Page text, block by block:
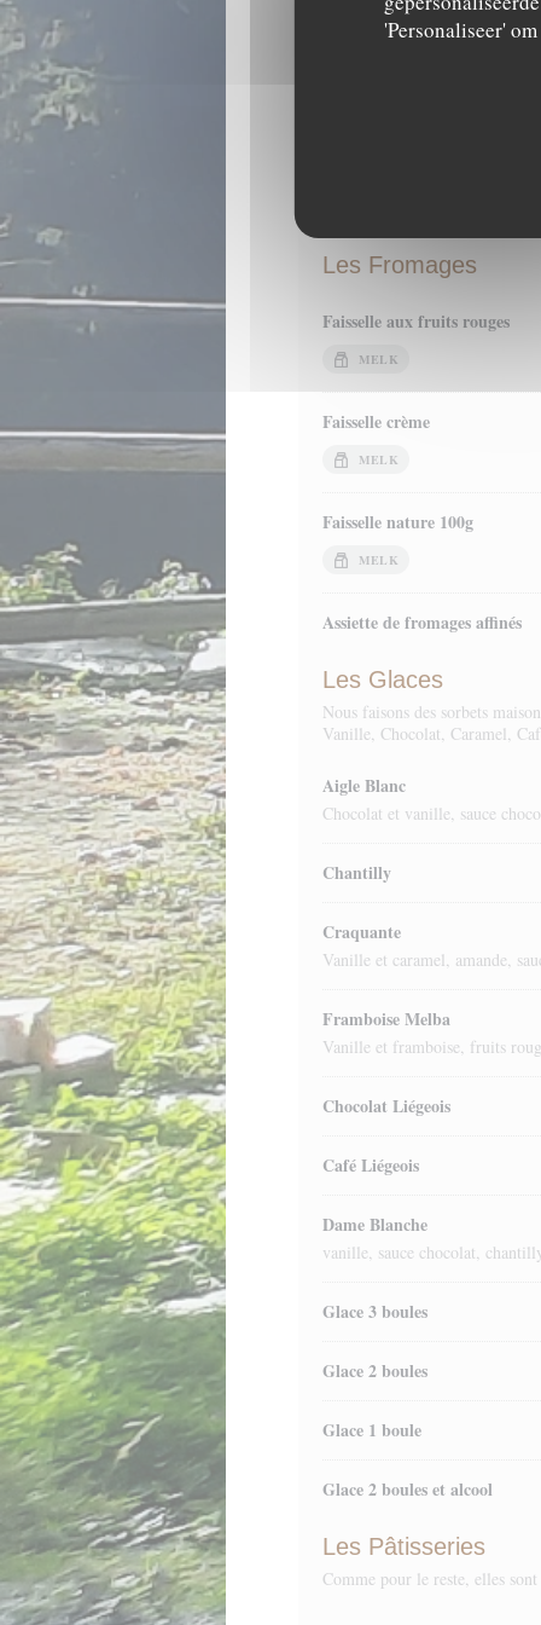
'Personaliseer'
Menu Enfant
Steak haché pur bœuf ou
Les Fromages
Faisselle aux fruits rouges
MELK
Faisselle crème
MELK
Faisselle nature 100g
MELK
Assiette de fromages affinés
Les Glaces
Nous faisons des sorbets
Vanille, Chocolat, Caramel,
Aigle Blanc
Chocolat et vanille, sauce
Chantilly
Craquante
Vanille et caramel, amande,
Framboise Melba
Vanille et framboise, fruits
Chocolat Liégeois
Café Liégeois
Dame Blanche
vanille, sauce chocolat,
Glace 3 boules
Glace 2 boules
Glace 1 boule
Glace 2 boules et alcool
Les Pâtisseries
Comme pour le reste, elles